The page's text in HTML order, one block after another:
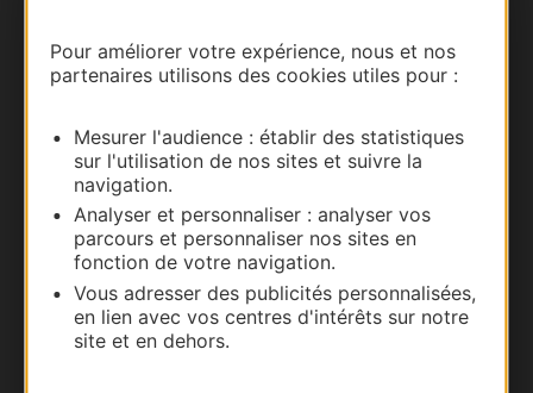
Pour améliorer votre expérience, nous et nos
partenaires utilisons des cookies utiles pour :
Mesurer l'audience : établir des statistiques
sur l'utilisation de nos sites et suivre la
navigation.
Analyser et personnaliser : analyser vos
parcours et personnaliser nos sites en
fonction de votre navigation.
Vous adresser des publicités personnalisées,
en lien avec vos centres d'intérêts sur notre
site et en dehors.
Nous contacter
Documentation